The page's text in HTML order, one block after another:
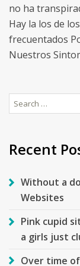
no ha
Hay la los de
frecuentados
Nuestros
Search
for:
Recent
Without a
Websites
Pink cupid
a girls just
Over time